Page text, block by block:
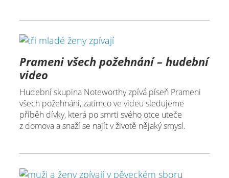
Prameni všech požehnání – hudební
video
Hudební skupina Noteworthy zpívá píseň Prameni
všech požehnání, zatímco ve videu sledujeme
příběh dívky, která po smrti svého otce uteče
z domova a snaží se najít v životě nějaký smysl.